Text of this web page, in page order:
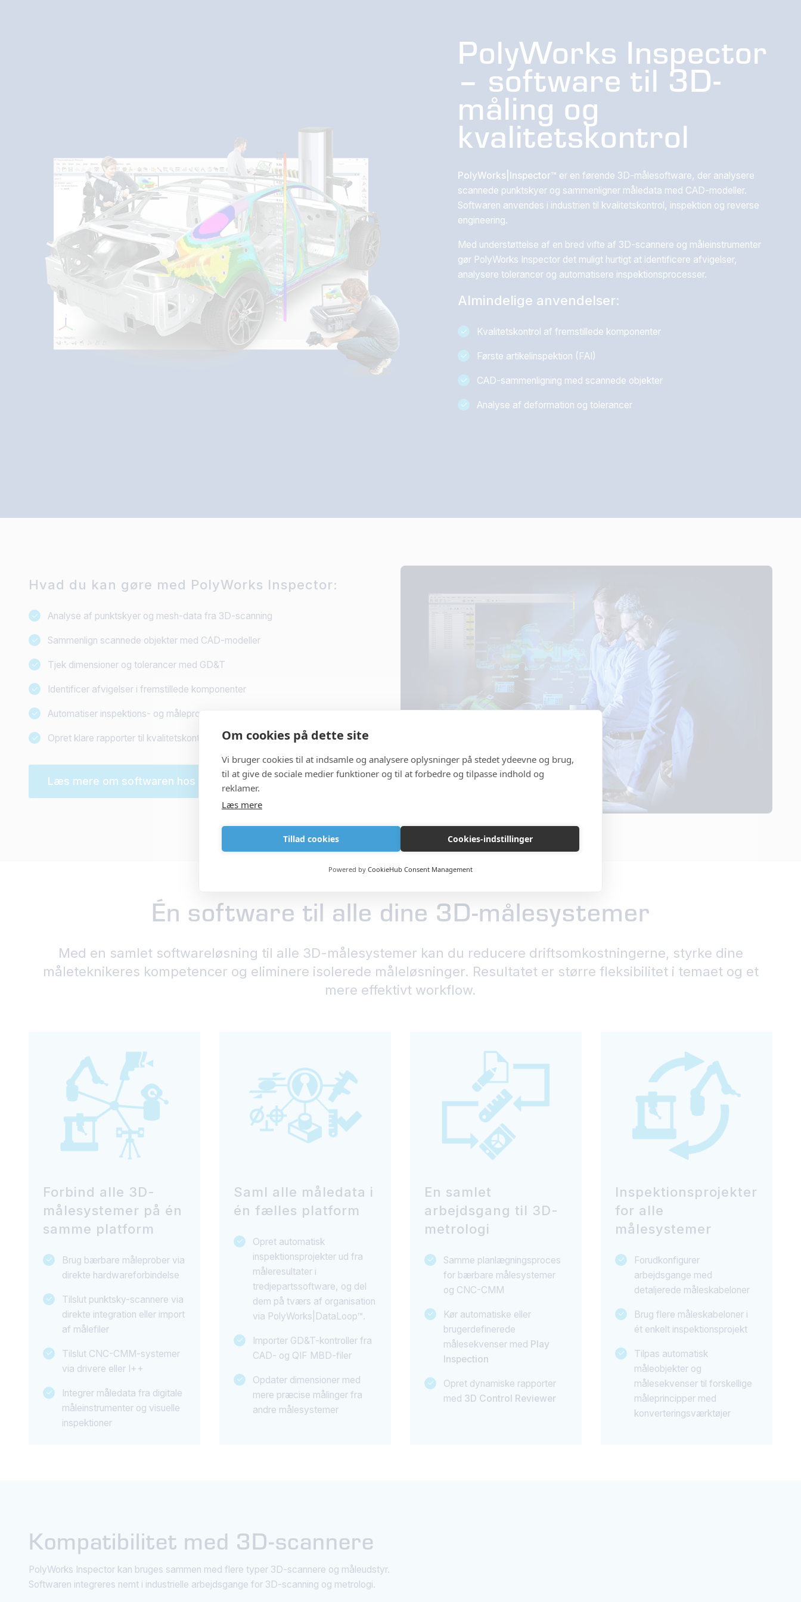
Om cookies på dette site
Vi bruger cookies til at indsamle og analysere oplysninger på stedet ydeevne og brug,
til at give de sociale medier funktioner og til at forbedre og tilpasse indhold og
reklamer.
Læs mere
Tillad cookies Cookies-indstillinger
Powered by CookieHub Consent Management
PolyWorks Inspector
– software til 3D-
måling og
kvalitetskontrol
PolyWorks|Inspector™ er en førende 3D-målesoftware, der analysere
scannede punktskyer og sammenligner måledata med CAD-modeller.
Softwaren anvendes i industrien til kvalitetskontrol, inspektion og reverse
engineering.
Med understøttelse af en bred vifte af 3D-scannere og måleinstrumenter
gør PolyWorks Inspector det muligt hurtigt at identificere afvigelser,
analysere tolerancer og automatisere inspektionsprocesser.
Almindelige anvendelser:
Kvalitetskontrol af fremstillede komponenter
Første artikelinspektion (FAI)
CAD-sammenligning med scannede objekter
Analyse af deformation og tolerancer
Hvad du kan gøre med PolyWorks Inspector:
Analyse af punktskyer og mesh-data fra 3D-scanning
Sammenlign scannede objekter med CAD-modeller
Tjek dimensioner og tolerancer med GD&T
Identificer afvigelser i fremstillede komponenter
Automatiser inspektions- og måleprocesser
Opret klare rapporter til kvalitetskontrol
Læs mere om softwaren hos PolyWorks
Én software til alle dine 3D-målesystemer
Med en samlet softwareløsning til alle 3D-målesystemer kan du reducere driftsomkostningerne, styrke dine
måleteknikeres kompetencer og eliminere isolerede måleløsninger. Resultatet er større fleksibilitet i temaet og et
mere effektivt workflow.
Forbind alle 3D-
målesystemer på én
samme platform
Brug bærbare måleprober via
direkte hardwareforbindelse
Tilslut punktsky-scannere via
direkte integration eller import
af målefiler
Tilslut CNC-CMM-systemer
via drivere eller I++
Integrer måledata fra digitale
måleinstrumenter og visuelle
inspektioner
Saml alle måledata i
én fælles platform
Opret automatisk
inspektionsprojekter ud fra
måleresultater i
tredjepartssoftware, og del
dem på tværs af organisation
via PolyWorks|DataLoop™.
Importer GD&T-kontroller fra
CAD- og QIF MBD-filer
Opdater dimensioner med
mere præcise målinger fra
andre målesystemer
En samlet
arbejdsgang til 3D-
metrologi
Samme planlægningsproces
for bærbare målesystemer
og CNC-CMM
Kør automatiske eller
brugerdefinerede
målesekvenser med Play
Inspection
Opret dynamiske rapporter
med 3D Control Reviewer
Inspektionsprojekter
for alle
målesystemer
Forudkonfigurer
arbejdsgange med
detaljerede måleskabeloner
Brug flere måleskabeloner i
ét enkelt inspektionsprojekt
Tilpas automatisk
måleobjekter og
målesekvenser til forskellige
måleprincipper med
konverteringsværktøjer
Kompatibilitet med 3D-scannere
PolyWorks Inspector kan bruges sammen med flere typer 3D-scannere og måleudstyr.
Softwaren integreres nemt i industrielle arbejdsgange for 3D-scanning og metrologi.